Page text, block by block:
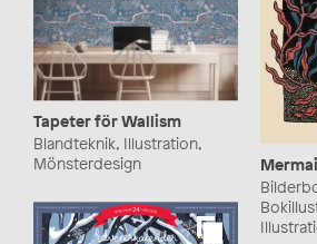
Tapeter för Wallism
Blandteknik, Illustration,
Mönsterdesign